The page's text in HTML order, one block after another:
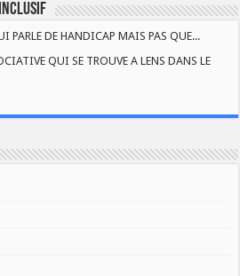
DE HANDICAP MAIS PAS QUE...
QUI SE TROUVE A LENS DANS LE